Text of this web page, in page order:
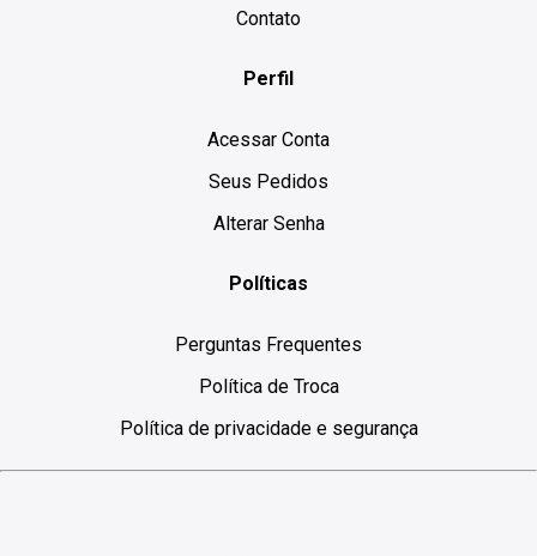
Contato
Perfil
Acessar Conta
Seus Pedidos
Alterar Senha
Políticas
Perguntas Frequentes
Política de Troca
Política de privacidade e segurança